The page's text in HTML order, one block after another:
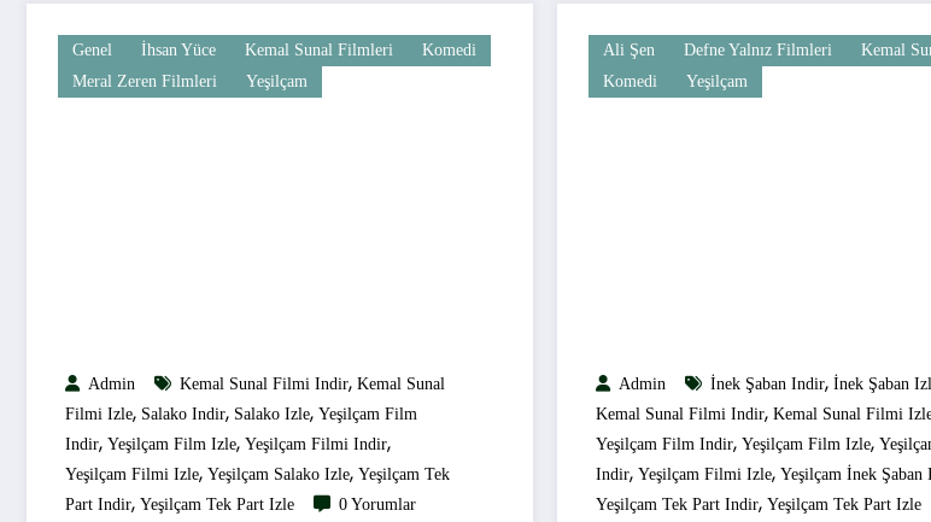
Genel İhsan Yüce Kemal Sunal Filmleri
Komedi
Meral Zeren Filmleri
Yeşilçam
Admin Kemal Sunal Filmi Indir, Kemal Sunal
Filmi Izle, Salako Indir, Salako Izle, Yeşilçam Film
Indir, Yeşilçam Film Izle, Yeşilçam Filmi Indir,
Yeşilçam Filmi Izle, Yeşilçam Salako Izle, Yeşilçam Tek
Part Indir, Yeşilçam Tek Part Izle 0 Yorumlar
Ali Şen Defne Yalnız Filmleri
Kemal
Komedi
Yeşilçam
Admin İnek Şaban Indir, İnek Şaban
Kemal Sunal Filmi Indir, Kemal Sunal Filmi
Yeşilçam Film Indir, Yeşilçam Film Izle,
Indir, Yeşilçam Filmi Izle, Yeşilçam İnek Şaban
Yeşilçam Tek Part Indir, Yeşilçam Tek Part Izle